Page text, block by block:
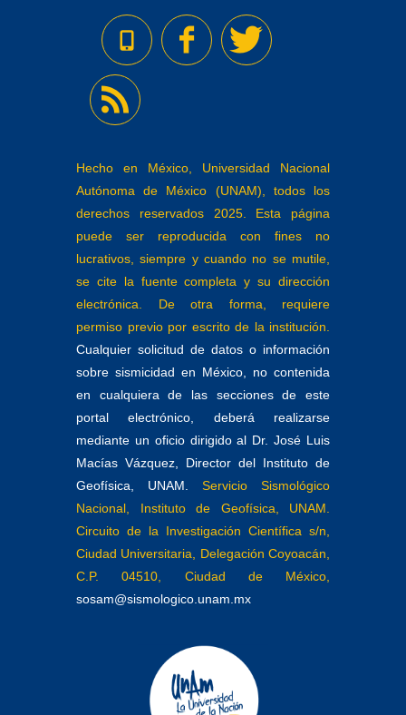
Hecho en México, Universidad Nacional
Autónoma de México (UNAM), todos los
derechos reservados 2025. Esta página
puede ser reproducida con fines no
lucrativos, siempre y cuando no se mutile,
se cite la fuente completa y su dirección
electrónica. De otra forma, requiere
permiso previo por escrito de la institución.
Cualquier solicitud de datos o información
sobre sismicidad en México, no contenida
en cualquiera de las secciones de este
portal electrónico, deberá realizarse
mediante un oficio dirigido al Dr. José Luis
Macías Vázquez, Director del Instituto de
Geofísica, UNAM.
Servicio Sismológico
Nacional, Instituto de Geofísica, UNAM.
Circuito de la Investigación Científica s/n,
Ciudad Universitaria, Delegación Coyoacán,
C.P. 04510, Ciudad de México,
sosam@sismologico.unam.mx